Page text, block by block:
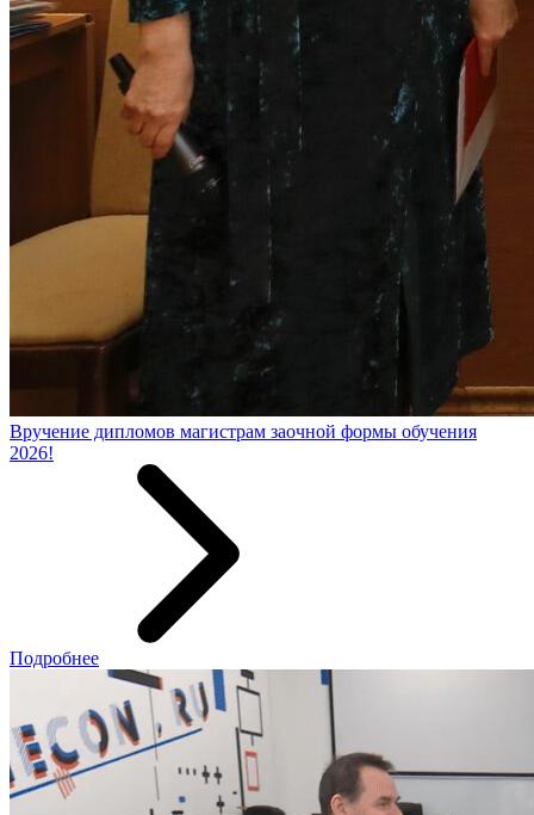
Вручение дипломов магистрам заочной формы обучения
2026!
Подробнее